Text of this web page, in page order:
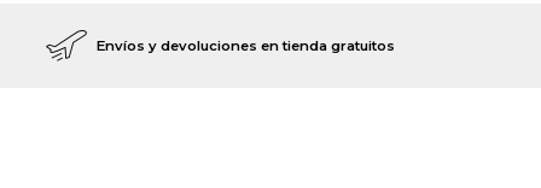
Envíos y devoluciones en tienda gratuitos